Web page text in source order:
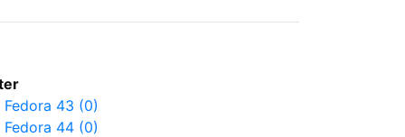
Fedora 43 (0)
Fedora 44 (0)